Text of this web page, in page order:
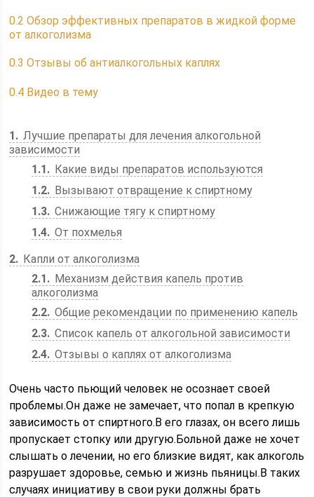
0.2 Обзор эффективных препаратов в жидкой форме
от алкоголизма
0.3 Отзывы об антиалкогольных каплях
0.4 Видео в тему
1
Лучшие препараты для лечения алкогольной
зависимости
1.1
Какие виды препаратов используются
1.2
Вызывают отвращение к спиртному
1.3 Снижающие тягу к спиртному
1.4 От похмелья
2
Капли от алкоголизма
2.1
Механизм действия капель против
алкоголизма
2.2 Общие рекомендации по применению капель
2.3 Список капель от алкогольной зависимости
2.4 Отзывы о каплях от алкоголизма
Очень часто пьющий человек не осознает своей
проблемы.Он даже не замечает, что попал в крепкую
зависимость от спиртного.В его глазах, он всего лишь
пропускает стопку или другую.Больной даже не хочет
слышать о лечении, но его близкие видят, как алкоголь
разрушает здоровье, семью и жизнь пьяницы.В таких
случаях инициативу в свои руки должны брать